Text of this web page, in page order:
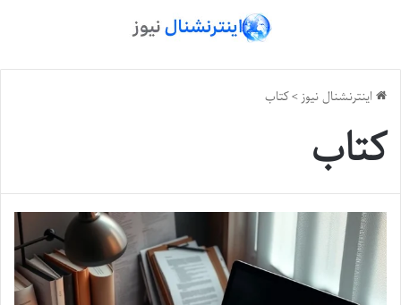
اینترنشنال نیوز>کتاب
کتاب